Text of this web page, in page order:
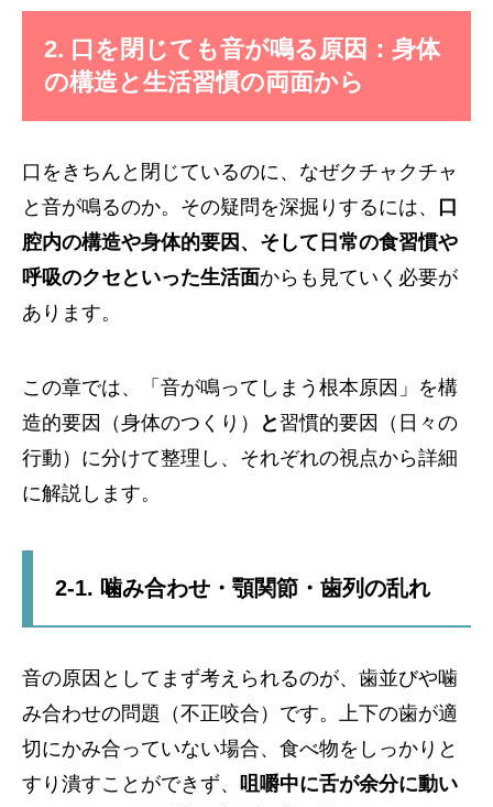
2. 口を閉じても音が鳴る原因：身体
の構造と生活習慣の両面から
口をきちんと閉じているのに、なぜクチャクチャ
と音が鳴るのか。その疑問を深掘りするには、
口
腔内の構造や身体的要因、そして日常の食習慣や
呼吸のクセといった生活面からも見ていく必要が
あります。
この章では、「音が鳴ってしまう根本原因」を構
造的要因（身体のつくり）
と 習慣的要因（日々の
行動）に分けて整理し、それぞれの視点から詳細
に解説します。
2-1. 噛み合わせ・顎関節・歯列の乱れ
音の原因としてまず考えられるのが、歯並びや噛
み合わせの問題（不正咬合）です。上下の歯が適
切にかみ合っていない場合、食べ物をしっかりと
すり潰すことができず、 咀嚼中に舌が余分に動い